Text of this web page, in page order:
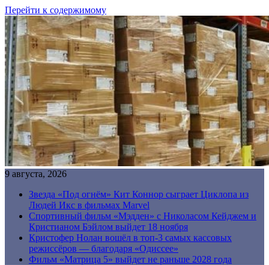
Перейти к содержимому
9 августа, 2026
Звезда «Под огнём» Кит Коннор сыграет Циклопа из
Людей Икс в фильмах Marvel
Спортивный фильм «Мэдден» с Николасом Кейджем и
Кристианом Бэйлом выйдет 18 ноября
Кристофер Нолан вошёл в топ-3 самых кассовых
режиссёров — благодаря «Одиссее»
Фильм «Матрица 5» выйдет не раньше 2028 года